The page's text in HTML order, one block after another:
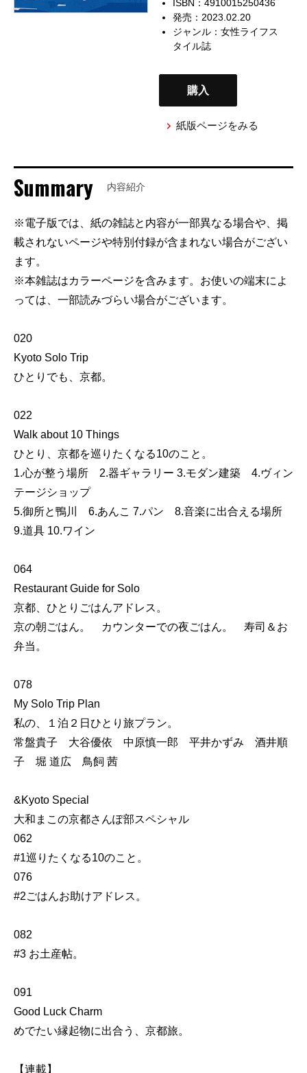
ISBN：4910015250436
発売：2023.02.20
ジャンル：女性ライフス
タイル誌
購入
紙版ページをみる
Summary 内容紹介
※電子版では、紙の雑誌と内容が一部異なる場合や、掲
載されないページや特別付録が含まれない場合がござい
ます。
※本雑誌はカラーページを含みます。お使いの端末によ
っては、一部読みづらい場合がございます。
020
Kyoto Solo Trip
ひとりでも、京都。
022
Walk about 10 Things
ひとり、京都を巡りたくなる10のこと。
1.心が整う場所 2.器ギャラリー 3.モダン建築 4.ヴィン
テージショップ
5.御所と鴨川 6.あんこ 7.パン 8.音楽に出合える場所
9.道具 10.ワイン
064
Restaurant Guide for Solo
京都、ひとりごはんアドレス。
京の朝ごはん。 カウンターでの夜ごはん。 寿司＆お
弁当。
078
My Solo Trip Plan
私の、１泊２日ひとり旅プラン。
常盤貴子 大谷優依 中原慎一郎 平井かずみ 酒井順
子 堀 道広 鳥飼 茜
&Kyoto Special
大和まこの京都さんぽ部スペシャル
062
#1巡りたくなる10のこと。
076
#2ごはんお助けアドレス。
082
#3 お土産帖。
091
Good Luck Charm
めでたい縁起物に出合う、京都旅。
【連載】